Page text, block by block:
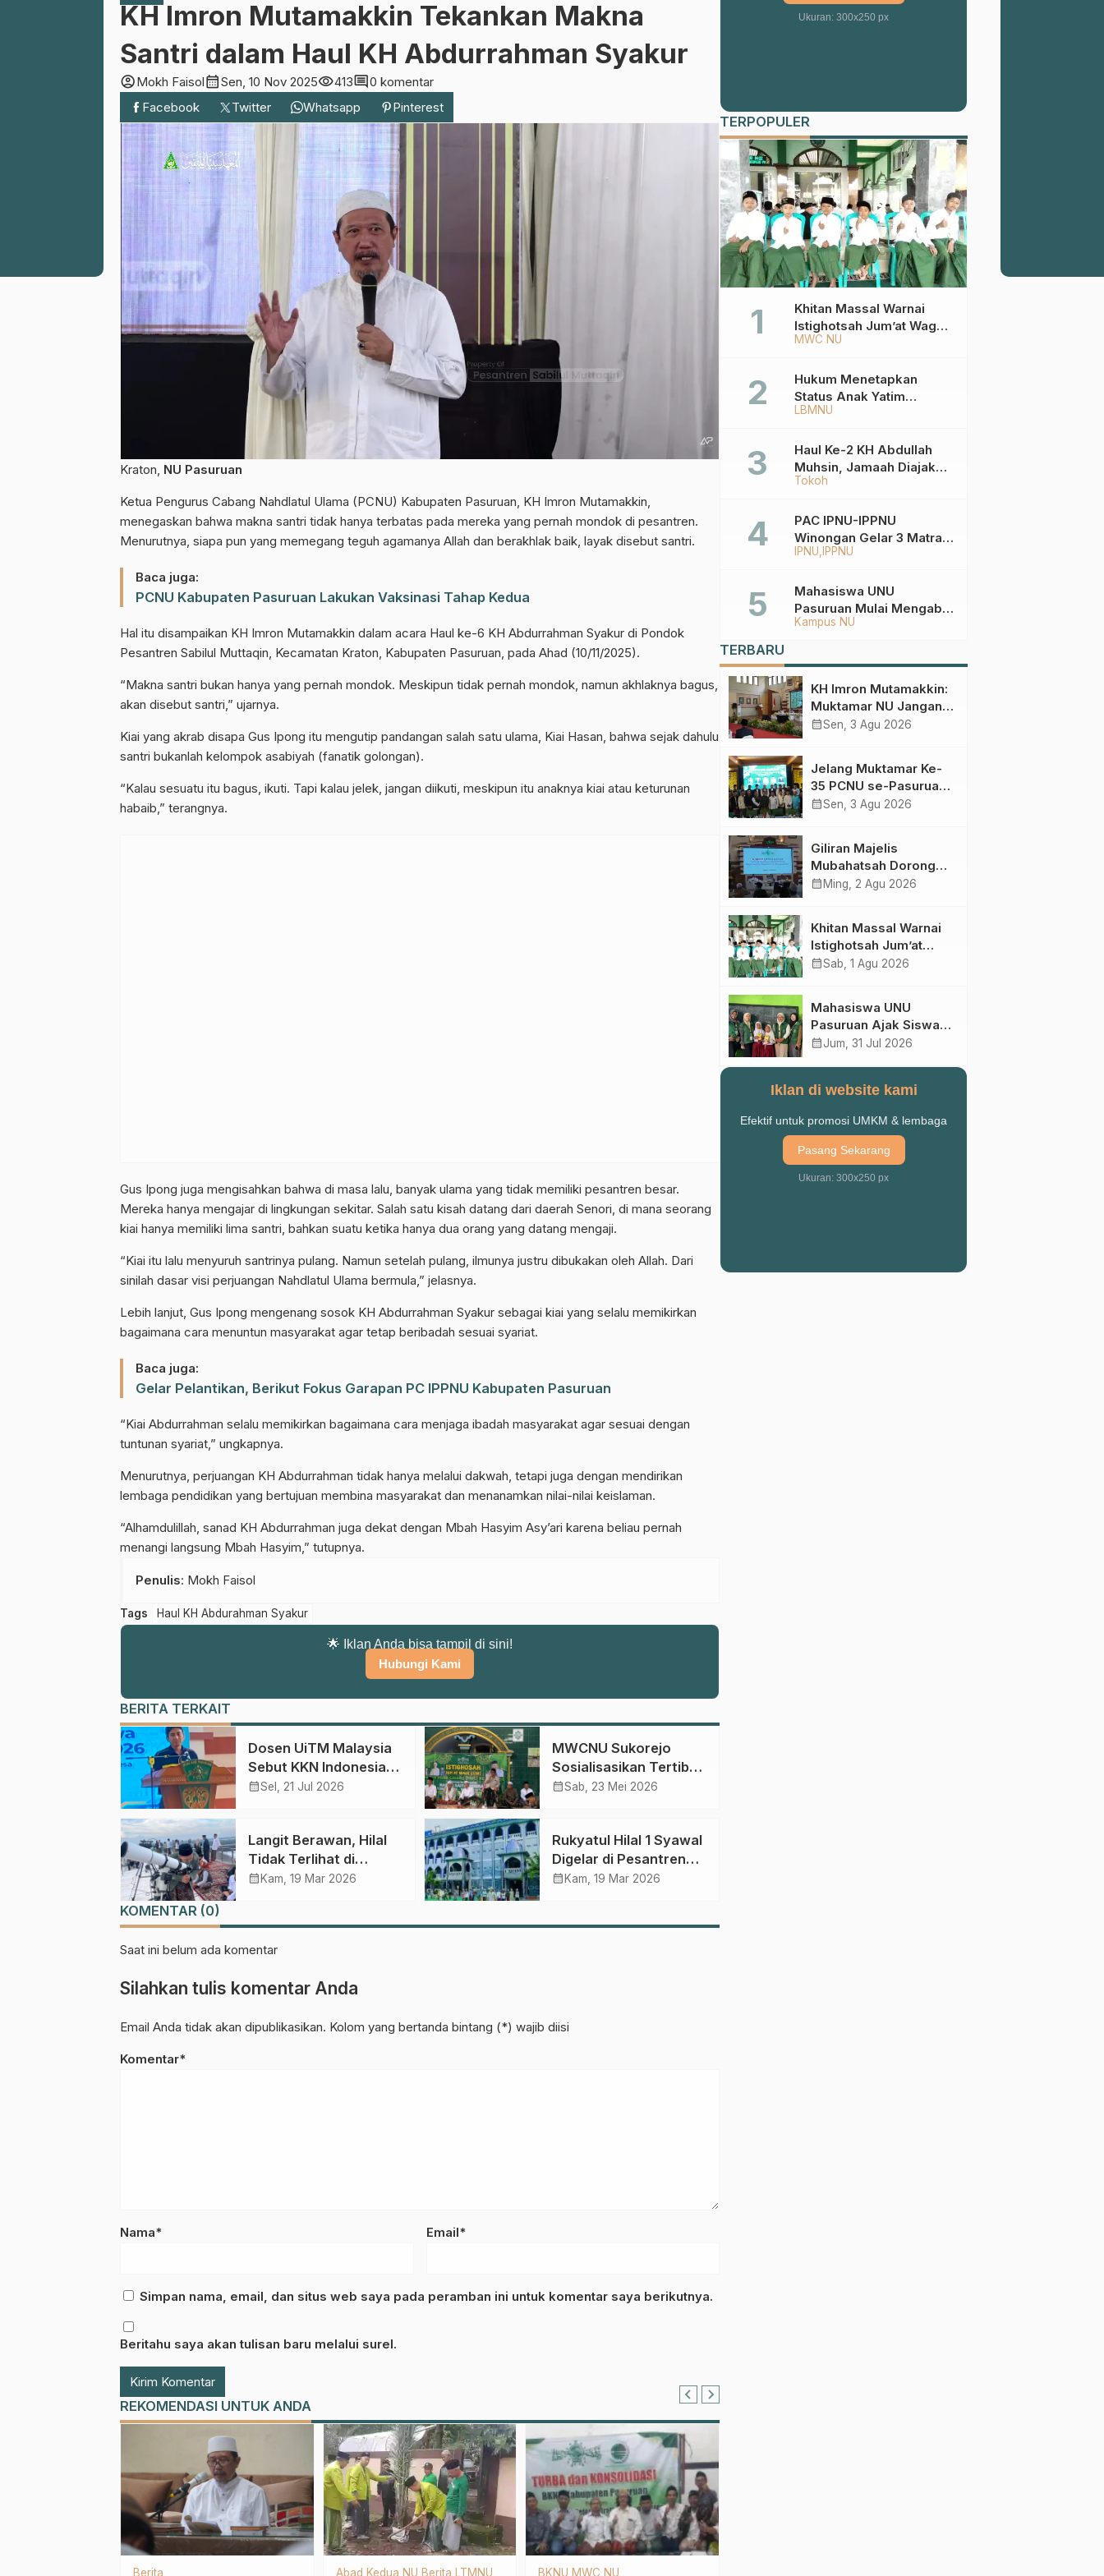
KH Imron Mutamakkin Tekankan Makna
Santri dalam Haul KH Abdurrahman Syakur
account_circleMokh Faisolcalendar_monthSen, 10 Nov 2025visibility413comment0 komentar
Facebook
Twitter Whatsapp Pinterest
Kraton, NU Pasuruan
Ketua Pengurus Cabang Nahdlatul Ulama (PCNU) Kabupaten Pasuruan, KH Imron Mutamakkin,
menegaskan bahwa makna santri tidak hanya terbatas pada mereka yang pernah mondok di pesantren.
Menurutnya, siapa pun yang memegang teguh agamanya Allah dan berakhlak baik, layak disebut santri.
Baca juga:
PCNU Kabupaten Pasuruan Lakukan Vaksinasi Tahap Kedua
Hal itu disampaikan KH Imron Mutamakkin dalam acara Haul ke-6 KH Abdurrahman Syakur di Pondok
Pesantren Sabilul Muttaqin, Kecamatan Kraton, Kabupaten Pasuruan, pada Ahad (10/11/2025).
“Makna santri bukan hanya yang pernah mondok. Meskipun tidak pernah mondok, namun akhlaknya bagus,
akan disebut santri,” ujarnya.
Kiai yang akrab disapa Gus Ipong itu mengutip pandangan salah satu ulama, Kiai Hasan, bahwa sejak dahulu
santri bukanlah kelompok asabiyah (fanatik golongan).
“Kalau sesuatu itu bagus, ikuti. Tapi kalau jelek, jangan diikuti, meskipun itu anaknya kiai atau keturunan
habaib,” terangnya.
Gabung Channel WhatsApp NU Pasuruan
Join Sekarang
Gus Ipong juga mengisahkan bahwa di masa lalu, banyak ulama yang tidak memiliki pesantren besar.
Mereka hanya mengajar di lingkungan sekitar. Salah satu kisah datang dari daerah Senori, di mana seorang
kiai hanya memiliki lima santri, bahkan suatu ketika hanya dua orang yang datang mengaji.
“Kiai itu lalu menyuruh santrinya pulang. Namun setelah pulang, ilmunya justru dibukakan oleh Allah. Dari
sinilah dasar visi perjuangan Nahdlatul Ulama bermula,” jelasnya.
Lebih lanjut, Gus Ipong mengenang sosok KH Abdurrahman Syakur sebagai kiai yang selalu memikirkan
bagaimana cara menuntun masyarakat agar tetap beribadah sesuai syariat.
Baca juga:
Gelar Pelantikan, Berikut Fokus Garapan PC IPPNU Kabupaten Pasuruan
“Kiai Abdurrahman selalu memikirkan bagaimana cara menjaga ibadah masyarakat agar sesuai dengan
tuntunan syariat,” ungkapnya.
Menurutnya, perjuangan KH Abdurrahman tidak hanya melalui dakwah, tetapi juga dengan mendirikan
lembaga pendidikan yang bertujuan membina masyarakat dan menanamkan nilai-nilai keislaman.
“Alhamdulillah, sanad KH Abdurrahman juga dekat dengan Mbah Hasyim Asy’ari karena beliau pernah
menangi langsung Mbah Hasyim,” tutupnya.
Penulis: Mokh Faisol
Tags Haul KH Abdurahman Syakur
🌟 Iklan Anda bisa tampil di sini!
Hubungi Kami
BERITA TERKAIT
Dosen UiTM Malaysia
Sebut KKN Indonesia
Efektif Bentuk
calendar_monthSel, 21 Jul 2026
MWCNU Sukorejo
Sosialisasikan Tertib
Administrasi dalam
calendar_monthSab, 23 Mei 2026
Langit Berawan, Hilal
Tidak Terlihat di
Pasuruan Hari Ini
calendar_month Kam, 19 Mar 2026
Rukyatul Hilal 1 Syawal
Digelar di Pesantren
Dalwah, Ini Prediksi
calendar_month Kam, 19 Mar 2026
KOMENTAR (0)
Saat ini belum ada komentar
Silahkan tulis komentar Anda
Email Anda tidak akan dipublikasikan. Kolom yang bertanda bintang (*) wajib diisi
Komentar*
Nama* Email*
Simpan nama, email, dan situs web saya pada peramban ini untuk komentar saya berikutnya.
Beritahu saya akan tulisan baru melalui surel.
REKOMENDASI UNTUK ANDA
IPNU IPPNU Berita Kampus NU Tokoh Tradisi & Budaya
Ukuran: 300x250 px
TERPOPULER
MWC NU
Khitan Massal Warnai
Istighotsah Jum’at Wage
MWCNU Sukorejo
LBMNU
Hukum Menetapkan
Status Anak Yatim
Berdasarkan KK,
Ketentuannya?
Tokoh
Haul Ke-2 KH Abdullah
Muhsin, Jamaah Diajak
Meneladani
IPNU IPPNU
PAC IPNU-IPPNU
Winongan Gelar 3 Matra
di MA Ma’arif An-Nur
Kampus NU
Mahasiswa UNU
Pasuruan Mulai Mengabdi
di Wonokerto dan Oro-
TERBARU
KH Imron Mutamakkin:
Muktamar NU Jangan
Terjebak pada
calendar_monthSen, 3 Agu 2026
Jelang Muktamar Ke-
35 PCNU se-Pasuruan
Raya Rumuskan
Abad Kedua
calendar_monthSen, 3 Agu 2026
Giliran Majelis
Mubahatsah Dorong
Gagasan Pelembagaan
calendar_month Ming, 2 Agu 2026
Khitan Massal Warnai
Istighotsah Jum’at
Wage MWCNU
calendar_monthSab, 1 Agu 2026
Mahasiswa UNU
Pasuruan Ajak Siswa
SD Al Maksum
calendar_monthJum, 31 Jul 2026
Iklan di website kami
Efektif untuk promosi UMKM & lembaga
Pasang Sekarang
Ukuran: 300x250 px